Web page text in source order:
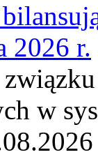
2026 r.
w